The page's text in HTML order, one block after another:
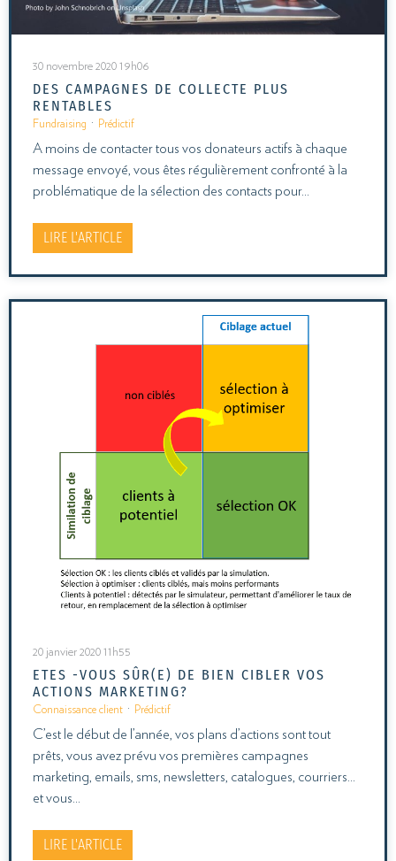
30 novembre 2020 19h06
DES CAMPAGNES DE COLLECTE PLUS
RENTABLES
Fundraising · Prédictif
A moins de contacter tous vos donateurs actifs à chaque
message envoyé, vous êtes régulièrement confronté à la
problématique de la sélection des contacts pour…
LIRE L'ARTICLE
20 janvier 2020 11h55
ETES -VOUS SÛR(E) DE BIEN CIBLER VOS
ACTIONS MARKETING?
Connaissance client · Prédictif
C’est le début de l’année, vos plans d’actions sont tout
prêts, vous avez prévu vos premières campagnes
marketing, emails, sms, newsletters, catalogues, courriers…
et vous…
LIRE L'ARTICLE